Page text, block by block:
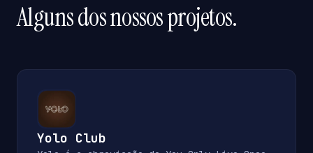
Alguns dos nossos projetos.
Yolo Club